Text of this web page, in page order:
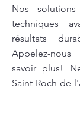
Nos
techniques
résultats
Appelez-
savoir plus!
Saint-Roch-de-